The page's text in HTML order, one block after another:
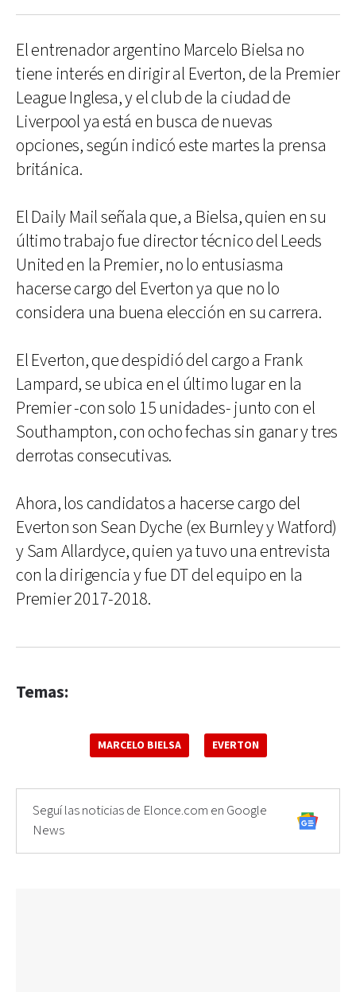
El entrenador argentino Marcelo Bielsa no
tiene interés en dirigir al Everton, de la Premier
League Inglesa, y el club de la ciudad de
Liverpool ya está en busca de nuevas
opciones, según indicó este martes la prensa
británica.
El Daily Mail señala que, a Bielsa, quien en su
último trabajo fue director técnico del Leeds
United en la Premier, no lo entusiasma
hacerse cargo del Everton ya que no lo
considera una buena elección en su carrera.
El Everton, que despidió del cargo a Frank
Lampard, se ubica en el último lugar en la
Premier -con solo 15 unidades- junto con el
Southampton, con ocho fechas sin ganar y tres
derrotas consecutivas.
Ahora, los candidatos a hacerse cargo del
Everton son Sean Dyche (ex Burnley y Watford)
y Sam Allardyce, quien ya tuvo una entrevista
con la dirigencia y fue DT del equipo en la
Premier 2017-2018.
Temas:
MARCELO BIELSA EVERTON
Seguí las noticias de Elonce.com en Google
News